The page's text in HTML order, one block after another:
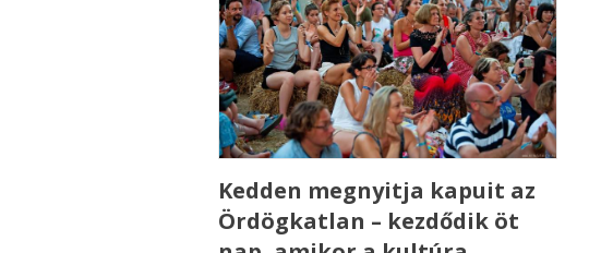
Kedden megnyitja kapuit az
Ördögkatlan – kezdődik öt